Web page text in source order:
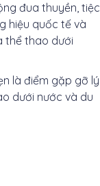
đua thuyền, tiệc
hiệu quốc tế và
thể thao dưới
là điểm gặp gỡ lý
dưới nước và du